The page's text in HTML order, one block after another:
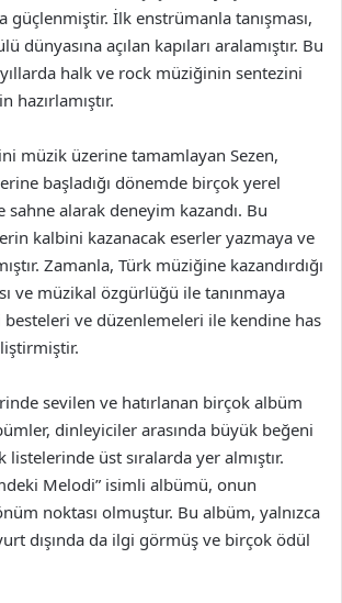
güçlenmiştir. İlk enstrümanla tanışması,
dünyasına açılan kapıları aralamıştır. Bu
halk ve rock müziğinin sentezini
hazırlamıştır.
müzik üzerine tamamlayan Sezen,
başladığı dönemde birçok yerel
alarak deneyim kazandı. Bu
kalbini kazanacak eserler yazmaya ve
Zamanla, Türk müziğine kazandırdığı
ve müzikal özgürlüğü ile tanınmaya
besteleri ve düzenlemeleri ile kendine has
sevilen ve hatırlanan birçok albüm
dinleyiciler arasında büyük beğeni
listelerinde üst sıralarda yer almıştır.
Melodi” isimli albümü, onun
noktası olmuştur. Bu albüm, yalnızca
dışında da ilgi görmüş ve birçok ödül